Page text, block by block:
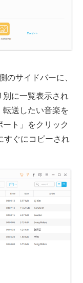
のサイドバーに、
に一覧表示され
送したい音楽を
ト」をクリック
すぐにコピーされ